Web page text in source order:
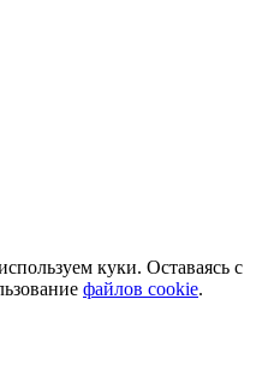
куки. Оставаясь с
файлов cookie.